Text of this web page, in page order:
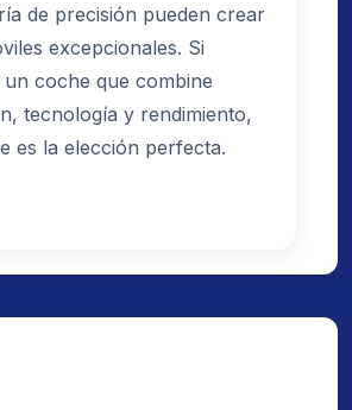
de precisión pueden crear
excepcionales. Si
un coche que combine
tecnología y rendimiento,
es la elección perfecta.